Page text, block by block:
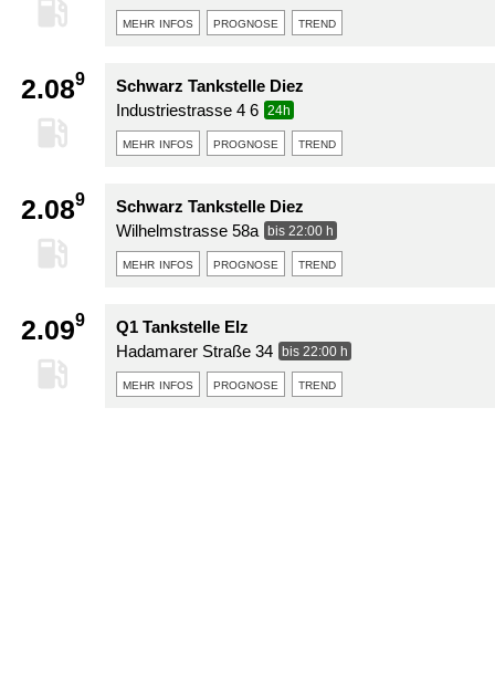
mehr infos prognose trend
2.089
Schwarz Tankstelle Diez
Industriestrasse 4 6
24h
mehr infos prognose trend
2.089
Schwarz Tankstelle Diez
Wilhelmstrasse 58a
bis 22:00 h
mehr infos prognose trend
2.099
Q1 Tankstelle Elz
Hadamarer Straße 34
bis 22:00 h
mehr infos prognose trend